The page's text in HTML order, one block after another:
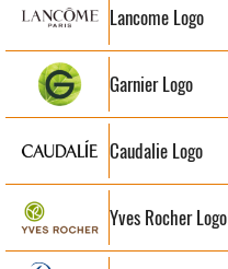
Lancome Logo
Garnier Logo
Caudalie Logo
Yves Rocher Logo